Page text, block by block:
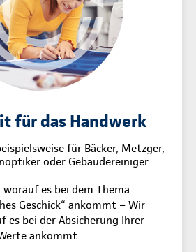
für das Handwerk
für Bäcker, Metzger,
oder Gebäudereiniger
worauf es bei dem Thema
Geschick“ ankommt – Wir
es bei der Absicherung Ihrer
ankommt.